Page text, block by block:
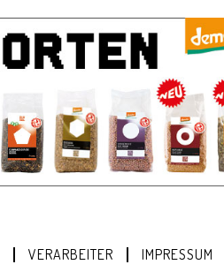
VERARBEITER IMPRESSUM